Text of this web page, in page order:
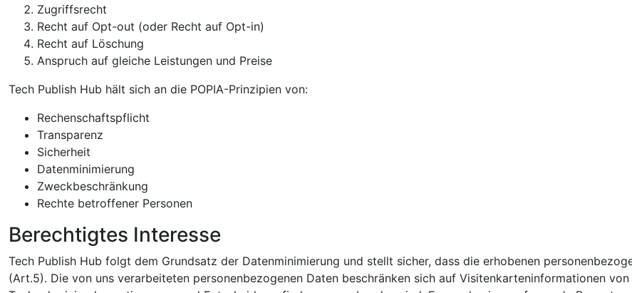
Zugriffsrecht
Recht auf Opt-out (oder Recht auf Opt-in)
Recht auf Löschung
Anspruch auf gleiche Leistungen und Preise
Tech Publish Hub hält sich an die POPIA-Prinzipien von:
Rechenschaftspflicht
Transparenz
Sicherheit
Datenminimierung
Zweckbeschränkung
Rechte betroffener Personen
Berechtigtes Interesse
Tech Publish Hub folgt dem Grundsatz der Datenminimierung und stellt sicher, dass die erhobenen
(Art.5). Die von uns verarbeiteten personenbezogenen Daten beschränken sich auf Visitenkarteninformationen